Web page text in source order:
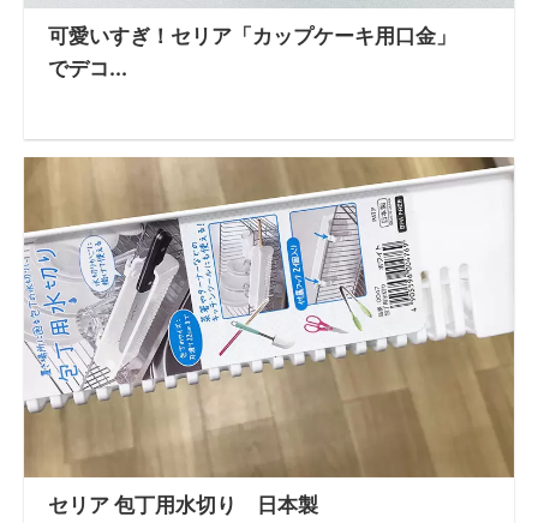
可愛いすぎ！セリア「カップケーキ用口金」
でデコ...
セリア 包丁用水切り 日本製